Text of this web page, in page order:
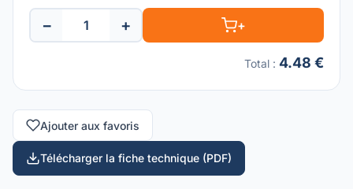
− + +
Total : 4.48 €
Ajouter aux favoris
Télécharger la fiche technique (PDF)